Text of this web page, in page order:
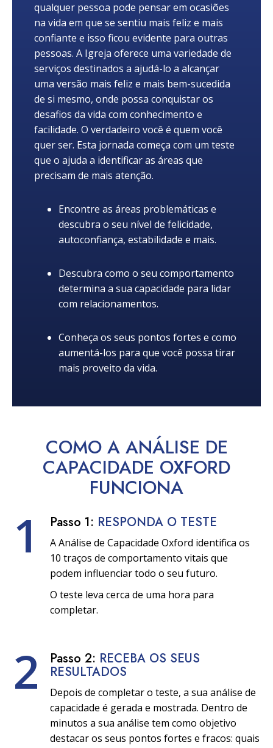
qualquer pessoa pode pensar em ocasiões
na vida em que se sentiu mais feliz e mais
confiante e isso ficou evidente para outras
pessoas. A Igreja oferece uma variedade de
serviços destinados a ajudá-lo a alcançar
uma versão mais feliz e mais bem-sucedida
de si mesmo, onde possa conquistar os
desafios da vida com conhecimento e
facilidade. O verdadeiro você é quem você
quer ser. Esta jornada começa com um teste
que o ajuda a identificar as áreas que
precisam de mais atenção.
Encontre as áreas problemáticas e
descubra o seu nível de felicidade,
autoconfiança, estabilidade e mais.
Descubra como o seu comportamento
determina a sua capacidade para lidar
com relacionamentos.
Conheça os seus pontos fortes e como
aumentá-los para que você possa tirar
mais proveito da vida.
COMO A ANÁLISE DE
CAPACIDADE OXFORD
FUNCIONA
1 Passo 1: RESPONDA O TESTE
A Análise de Capacidade Oxford identifica os
10 traços de comportamento vitais que
podem influenciar todo o seu futuro.
O teste leva cerca de uma hora para
completar.
2 Passo 2: RECEBA OS SEUS
RESULTADOS
Depois de completar o teste, a sua análise de
capacidade é gerada e mostrada. Dentro de
minutos a sua análise tem como objetivo
destacar os seus pontos fortes e fracos: quais